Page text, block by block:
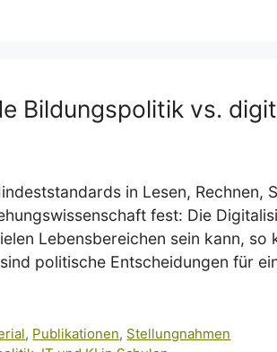
Bildungspolitik vs.
in Lesen, Rechnen,
fest: Die
Lebensbereichen sein kann, so
politische Entscheidungen für
, Publikationen, Stellungnahmen